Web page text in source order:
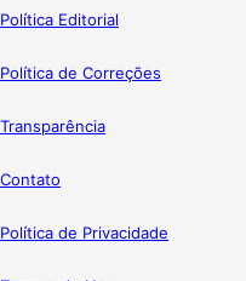
Política Editorial
Política de Correções
Transparência
Contato
Política de Privacidade